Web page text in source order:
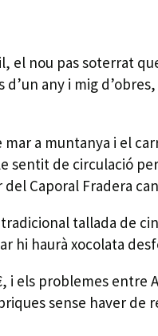
el nou pas soterrat
d’un any i mig
mar a muntanya i el
sentit de circulació
del Caporal Fradera
tallada de
hi haurà xocolata
i els problemes
sense haver de